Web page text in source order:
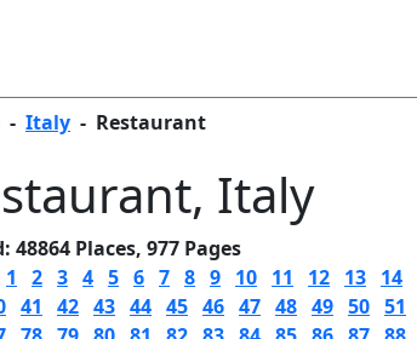
- Italy - Restaurant
, Italy
48864 Places, 977 Pages
1 2 3 4 5 6 7 8 9 10 11 12 13 14
41 42 43 44 45 46 47 48 49 50 51